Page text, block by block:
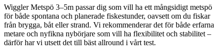
Wiggler Metspö 3–5m passar dig som vill ha ett mångsidigt metspö
för både spontana och planerade fiskestunder, oavsett om du fiskar
från brygga, båt eller strand. Vi rekommenderar det för både erfarna
metare och nyfikna nybörjare som vill ha flexibilitet och stabilitet –
därför har vi utsett det till bäst allround i vårt test.